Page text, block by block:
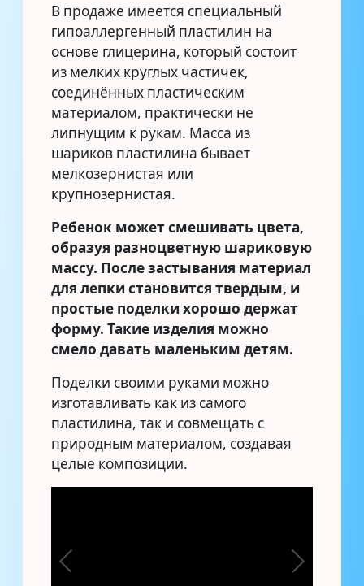
В продаже имеется специальный
гипоаллергенный пластилин на
основе глицерина, который состоит
из мелких круглых частичек,
соединённых пластическим
материалом, практически не
липнущим к рукам. Масса из
шариков пластилина бывает
мелкозернистая или
крупнозернистая.
Ребенок может смешивать цвета,
образуя разноцветную шариковую
массу. После застывания материал
для лепки становится твердым, и
простые поделки хорошо держат
форму. Такие изделия можно
смело давать маленьким детям.
Поделки своими руками можно
изготавливать как из самого
пластилина, так и совмещать с
природным материалом, создавая
целые композиции.